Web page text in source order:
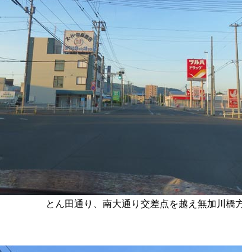
とん田通り、南大通り交差点を越え無加川橋